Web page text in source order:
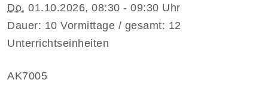
Do. 01.10.2026, 08:30 - 09:30 Uhr
Dauer: 10 Vormittage / gesamt: 12
Unterrichtseinheiten
AK7005